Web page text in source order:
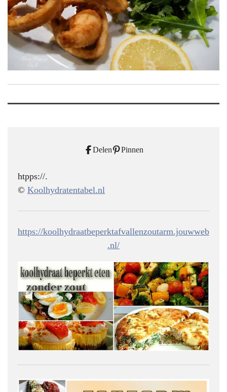
Delen Pinnen
htpps://.
© Koolhydratentabel.nl
https://koolhydraatbeperktafvallenzoutarm.jouwweb
.nl/